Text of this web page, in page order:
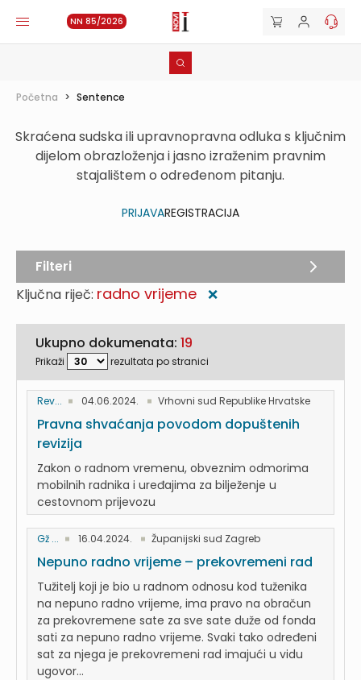
NN 85/2026
Početna > Sentence
Skraćena sudska ili upravnopravna odluka s ključnim
dijelom obrazloženja i jasno izraženim pravnim
stajalištem o određenom pitanju.
PRIJAVAREGISTRACIJA
Ključna riječ: radno vrijeme ❌
Ukupno dokumenata: 19
Prikaži rezultata po stranici
Rev... 04.06.2024. Vrhovni sud Republike Hrvatske
Pravna shvaćanja povodom dopuštenih
revizija
Zakon o radnom vremenu, obveznim odmorima
mobilnih radnika i uređajima za bilježenje u
cestovnom prijevozu
Gž ... 16.04.2024. Županijski sud Zagreb
Nepuno radno vrijeme – prekovremeni rad
Tužitelj koji je bio u radnom odnosu kod tuženika
na nepuno radno vrijeme, ima pravo na obračun
za prekovremene sate za sve sate duže od fonda
sati za nepuno radno vrijeme. Svaki tako određeni
sat za njega je prekovremeni rad imajući u vidu
ugovor...
Filteri